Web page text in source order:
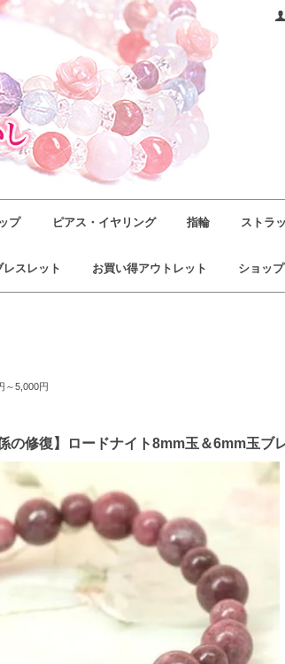
プ ピアス・イヤリング 指輪 ストラ
レスレット お買い得アウトレット ショッ
～5,000円
の修復】ロードナイト8mm玉＆6mm玉ブ